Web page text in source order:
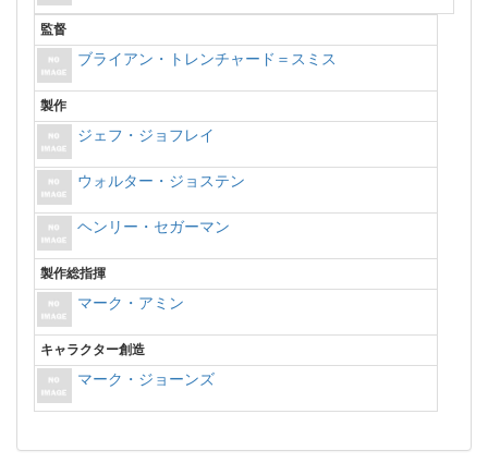
監督
ブライアン・トレンチャード＝スミス
製作
ジェフ・ジョフレイ
ウォルター・ジョステン
ヘンリー・セガーマン
製作総指揮
マーク・アミン
キャラクター創造
マーク・ジョーンズ